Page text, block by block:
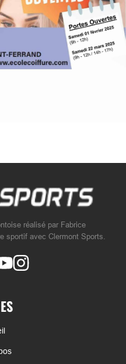
réalisé par Fabrice
sportif avec Clermont Sports.